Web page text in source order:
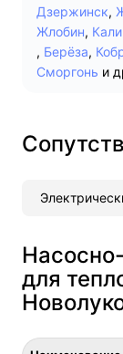
Дзержинск,
Жлобин,
, Берёза,
Сморгонь и
для